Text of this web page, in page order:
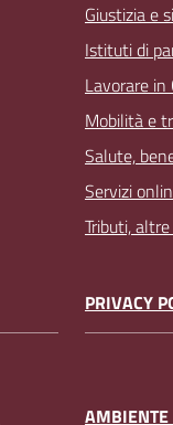
Giustizia e
Istituti di
Lavorare in
Mobilità e
Salute,
Servizi
Tributi,
PRIVACY